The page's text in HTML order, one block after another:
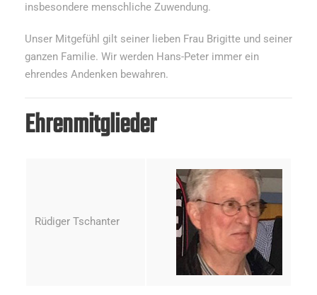
insbesondere menschliche Zuwendung.
Unser Mitgefühl gilt seiner lieben Frau Brigitte und seiner
ganzen Familie. Wir werden Hans-Peter immer ein
ehrendes Andenken bewahren.
Ehrenmitglieder
Rüdiger Tschanter